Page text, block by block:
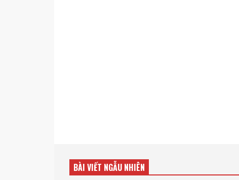
BÀI VIẾT NGẪU NHIÊN